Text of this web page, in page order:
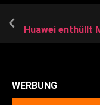
WERBUNG